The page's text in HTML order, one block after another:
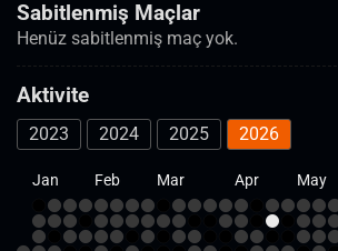
Sabitlenmiş Maçlar
Henüz sabitlenmiş maç yok.
Aktivite
2023 2024 2025 2026
Jan Feb Mar Apr May